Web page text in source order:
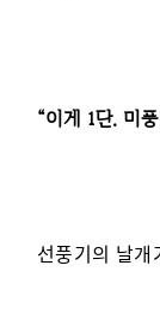
“이게 1단. 미
선풍기의 날